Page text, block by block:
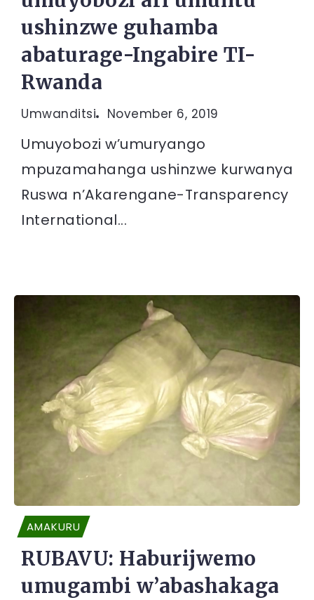
ushinzwe guhamba
abaturage-Ingabire TI-
Rwanda
Umwanditsi November 6, 2019
Umuyobozi w’umuryango
mpuzamahanga ushinzwe kurwanya
Ruswa n’Akarengane-Transparency
International...
AMAKURU
RUBAVU: Haburijwemo
umugambi w’abashakaga